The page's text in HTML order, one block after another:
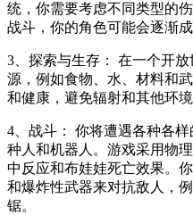
统，你需要考虑不同类型的
战斗，你的角色可能会逐渐成
3、探索与生存： 在一个开
源，例如食物、水、材料和
和健康，避免辐射和其他环境
4、战斗： 你将遭遇各种各
种人和机器人。游戏采用物
中反应和布娃娃死亡效果。
和爆炸性武器来对抗敌人，
锯。